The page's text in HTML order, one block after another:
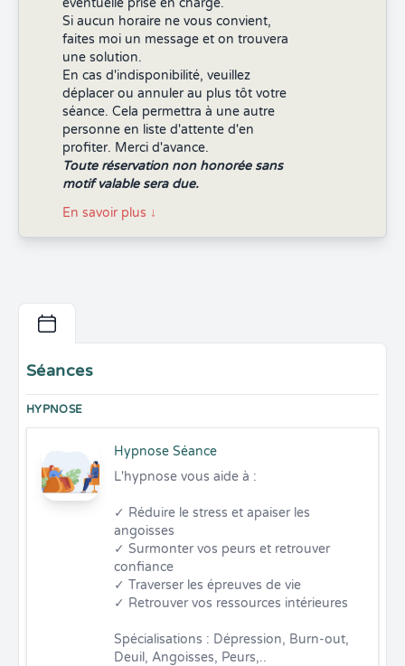
éventuelle prise en charge.
Si aucun horaire ne vous convient,
faites moi un message et on trouvera
une solution.
En cas d'indisponibilité, veuillez
déplacer ou annuler au plus tôt votre
séance. Cela permettra à une autre
personne en liste d'attente d'en
profiter. Merci d'avance.
Toute réservation non honorée sans
motif valable sera due.
En savoir plus ↓
Séances
HYPNOSE
Hypnose Séance
L'hypnose vous aide à :
✓ Réduire le stress et apaiser les
angoisses
✓ Surmonter vos peurs et retrouver
confiance
✓ Traverser les épreuves de vie
✓ Retrouver vos ressources intérieures
Spécialisations : Dépression, Burn-out,
Deuil, Angoisses, Peurs,..